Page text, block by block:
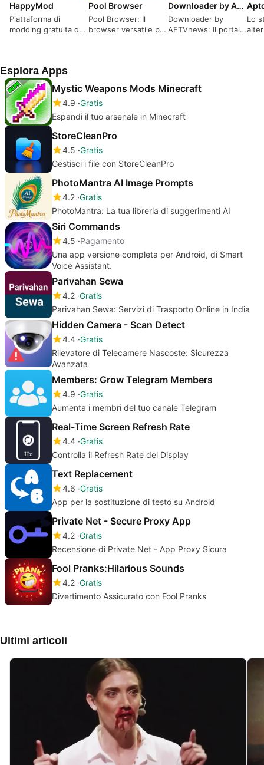
HappyMod
Piattaforma di
modding gratuita da
Pool Browser
Pool Browser: Il
browser versatile per
Downloader by AFTVnews
Downloader by
AFTVnews: Il portale
Lo
Esplora Apps
Mystic Weapons Mods Minecraft
4.9 Gratis
Espandi il tuo arsenale in Minecraft
StoreCleanPro
4.5 Gratis
Gestisci i file con StoreCleanPro
PhotoMantra AI Image Prompts
4.2 Gratis
PhotoMantra: La tua libreria di suggerimenti AI
Siri Commands
4.5 Pagamento
Una app versione completa per Android, di Smart
Voice Assistant.
Parivahan Sewa
4.2 Gratis
Parivahan Sewa: Servizi di Trasporto Online in India
Hidden Camera - Scan Detect
4.4 Gratis
Rilevatore di Telecamere Nascoste: Sicurezza
Avanzata
Members: Grow Telegram Members
4.9 Gratis
Aumenta i membri del tuo canale Telegram
Real-Time Screen Refresh Rate
4.4 Gratis
Controlla il Refresh Rate del Display
Text Replacement
4.6 Gratis
App per la sostituzione di testo su Android
Private Net - Secure Proxy App
4.2 Gratis
Recensione di Private Net - App Proxy Sicura
Fool Pranks:Hilarious Sounds
4.2 Gratis
Divertimento Assicurato con Fool Pranks
Ultimi articoli